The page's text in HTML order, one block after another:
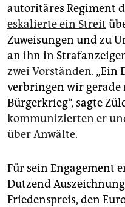
autoritäres Regiment
eskalierte ein Streit
Zuweisungen und zu
an ihn in
zwei Vorständen. „Ein
verbringen wir
Bürgerkrieg“, sagte
kommunizierten er
über Anwälte.
Für sein Engagement
Dutzend
Friedenspreis, den